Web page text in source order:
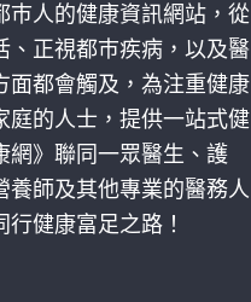
巿人的健康資訊網站，從
、正視都巿疾病，以及醫
面都會觸及，為注重健康
庭的人士，提供一站式健
網》聯同一眾醫生、護
養師及其他專業的醫務人
健康富足之路！